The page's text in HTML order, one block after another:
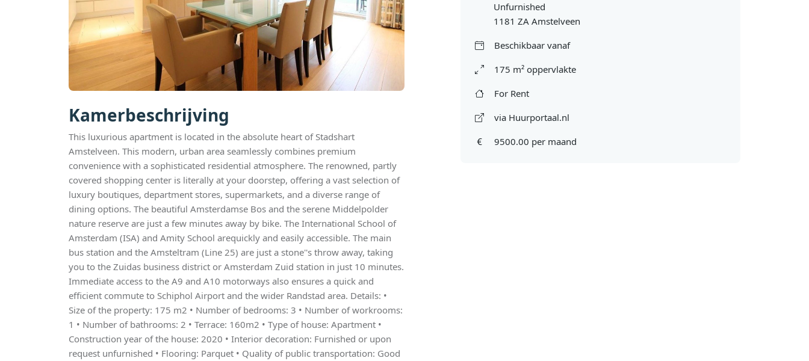
Kamerbeschrijving
This luxurious apartment is located in the absolute heart of Stadshart
Amstelveen. This modern, urban area seamlessly combines premium
convenience with a sophisticated residential atmosphere. The renowned, partly
covered shopping center is literally at your doorstep, offering a vast selection of
luxury boutiques, department stores, supermarkets, and a diverse range of
dining options. The beautiful Amsterdamse Bos and the serene Middelpolder
nature reserve are just a few minutes away by bike. The International School of
Amsterdam (ISA) and Amity School arequickly and easily accessible. The main
bus station and the Amsteltram (Line 25) are just a stone''s throw away, taking
you to the Zuidas business district or Amsterdam Zuid station in just 10 minutes.
Immediate access to the A9 and A10 motorways also ensures a quick and
efficient commute to Schiphol Airport and the wider Randstad area. Details: •
Size of the property: 175 m2 • Number of bedrooms: 3 • Number of workrooms:
1 • Number of bathrooms: 2 • Terrace: 160m2 • Type of house: Apartment •
Construction year of the house: 2020 • Interior decoration: Furnished or upon
request unfurnished • Flooring: Parquet • Quality of public transportation: Good
Unfurnished
1181 ZA Amstelveen
Beschikbaar vanaf
175 m² oppervlakte
For Rent
via Huurportaal.nl
9500.00 per maand